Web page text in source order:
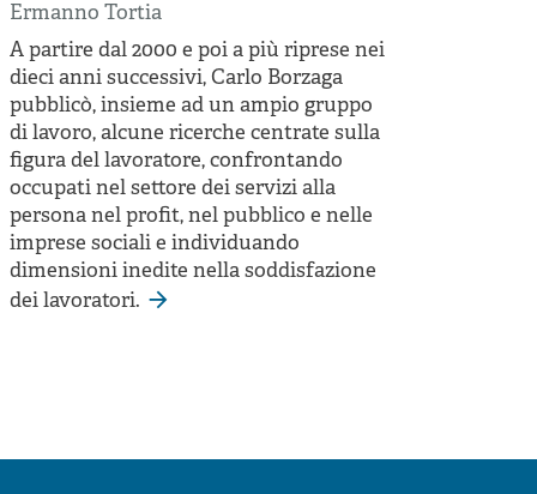
Ermanno Tortia
A partire dal 2000 e poi a più riprese nei
dieci anni successivi, Carlo Borzaga
pubblicò, insieme ad un ampio gruppo
di lavoro, alcune ricerche centrate sulla
figura del lavoratore, confrontando
occupati nel settore dei servizi alla
persona nel profit, nel pubblico e nelle
imprese sociali e individuando
dimensioni inedite nella soddisfazione
dei lavoratori.